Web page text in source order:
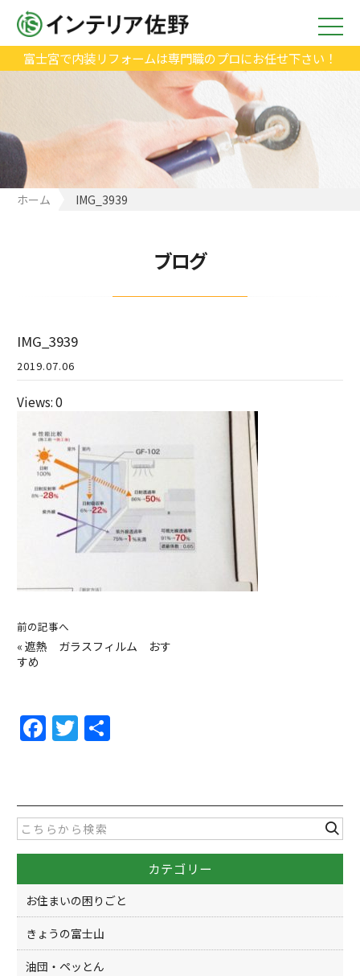
富士宮で内装リフォームは専門職のプロにお任せ下さい！
ホーム IMG_3939
ブログ
IMG_3939
2019.07.06
Views: 0
前の記事へ
« 遮熱 ガラスフィルム おす
すめ
F
a
e
b
o
o
k
T
w
er
カテゴリー
お住まいの困りごと
きょうの富士山
油団・ペッとん